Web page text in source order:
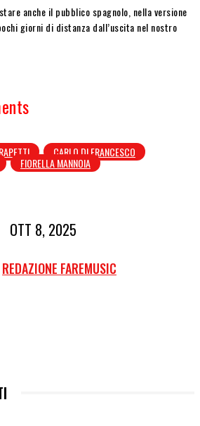
anche il pubblico spagnolo, nella versione
giorni di distanza dall’uscita nel nostro
CARLO DI FRANCESCO
FIORELLA MANNOIA
OTT 8, 2025
REDAZIONE FAREMUSIC